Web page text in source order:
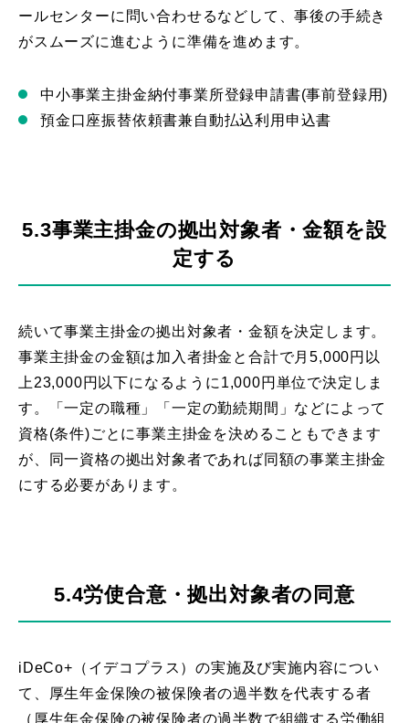
ールセンターに問い合わせるなどして、事後の手続き
がスムーズに進むように準備を進めます。
中小事業主掛金納付事業所登録申請書(事前登録用)
預金口座振替依頼書兼自動払込利用申込書
5.3事業主掛金の拠出対象者・金額を設
定する
続いて事業主掛金の拠出対象者・金額を決定します。
事業主掛金の金額は加入者掛金と合計で月5,000円以
上23,000円以下になるように1,000円単位で決定しま
す。「一定の職種」「一定の勤続期間」などによって
資格(条件)ごとに事業主掛金を決めることもできます
が、同一資格の拠出対象者であれば同額の事業主掛金
にする必要があります。
5.4労使合意・拠出対象者の同意
iDeCo+（イデコプラス）の実施及び実施内容につい
て、厚生年金保険の被保険者の過半数を代表する者
（厚生年金保険の被保険者の過半数で組織する労働組